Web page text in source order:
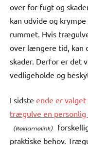
over for fugt og
kan udvide og
rummet. Hvis
over længere tid, kan
skader. Derfor er det
vedligeholde og
I sidste ende er
trægulve en
praktiske behov.